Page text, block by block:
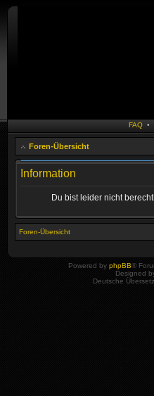
FAQ •
Foren-Übersicht
Information
Du bist leider nicht
Foren-Übersicht
Powered by phpBB®
Designed
Deutsche